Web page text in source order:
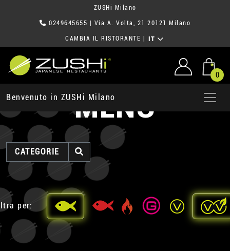
ZUSHi Milano
0249645655 | Via A. Volta, 21 20121 Milano
CAMBIA IL RISTORANTE IT
0
Benvenuto in ZUSHi MilanoMENU
CATEGORIE
per: